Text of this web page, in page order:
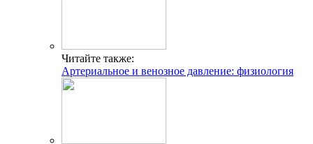
Читайте также:
Артериальное и венозное давление: физиология